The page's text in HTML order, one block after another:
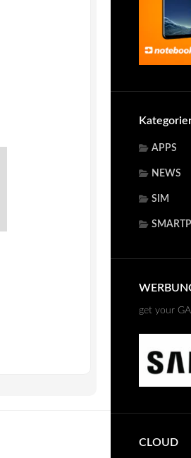
APPS
NEWS
SIM
get your
CLOUD